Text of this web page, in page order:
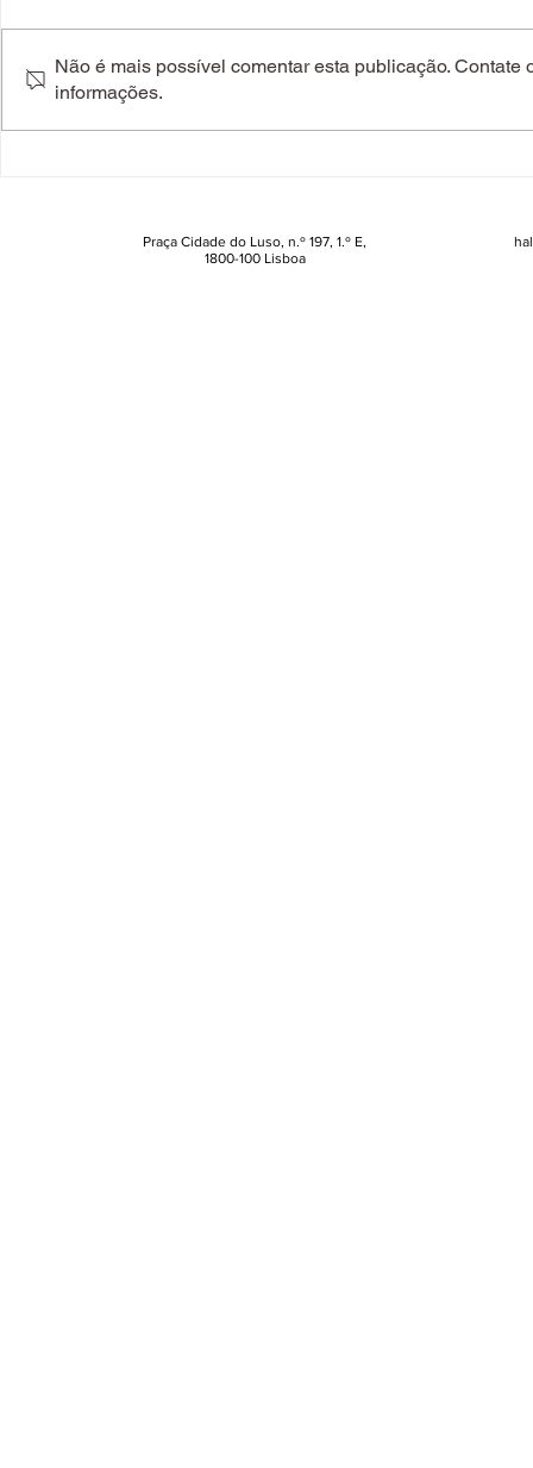
Das sombras aos blushes. As
Sim, o
Não é mais possível comentar esta publicação. Contate
informações.
Praça Cidade do Luso, n.º 197, 1.º E,
1800-100 Lisboa